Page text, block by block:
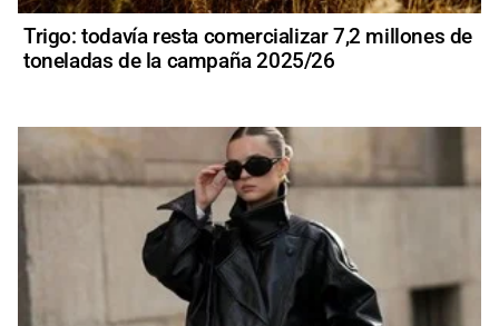
Trigo: todavía resta comercializar 7,2 millones de
toneladas de la campaña 2025/26